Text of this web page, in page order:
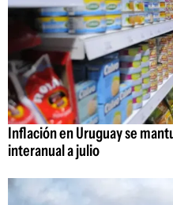
Inflación en Uruguay se
interanual a julio